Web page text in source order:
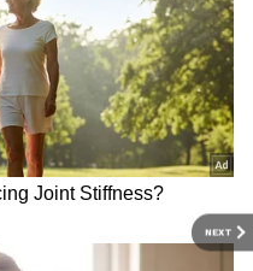
NEXT
ముందే డైరెక్టర్
అట్టర్
హీరోయిన్లు,
తేడా కొట్టింది ?